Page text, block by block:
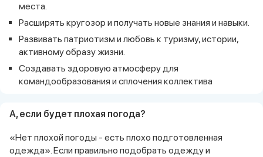
места.
Расширять кругозор и получать новые знания и навыки.
Развивать патриотизм и любовь к туризму, истории,
активному образу жизни.
Создавать здоровую атмосферу для
командообразования и сплочения коллектива
А, если будет плохая погода?
«Нет плохой погоды - есть плохо подготовленная
одежда». Если правильно подобрать одежду и